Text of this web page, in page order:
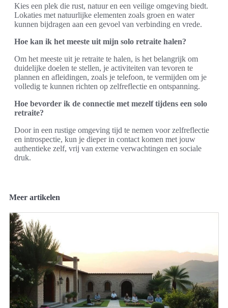
Kies een plek die rust, natuur en een veilige omgeving biedt.
Lokaties met natuurlijke elementen zoals groen en water
kunnen bijdragen aan een gevoel van verbinding en vrede.
Hoe kan ik het meeste uit mijn solo retraite halen?
Om het meeste uit je retraite te halen, is het belangrijk om
duidelijke doelen te stellen, je activiteiten van tevoren te
plannen en afleidingen, zoals je telefoon, te vermijden om je
volledig te kunnen richten op zelfreflectie en ontspanning.
Hoe bevorder ik de connectie met mezelf tijdens een solo
retraite?
Door in een rustige omgeving tijd te nemen voor zelfreflectie
en introspectie, kun je dieper in contact komen met jouw
authentieke zelf, vrij van externe verwachtingen en sociale
druk.
Meer artikelen